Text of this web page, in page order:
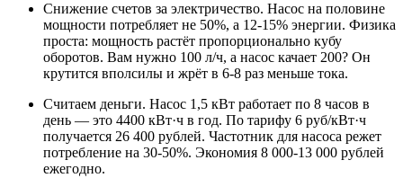
Снижение счетов за электричество. Насос на половине
мощности потребляет не 50%, а 12-15% энергии. Физика
проста: мощность растёт пропорционально кубу
оборотов. Вам нужно 100 л/ч, а насос качает 200? Он
крутится вполсилы и жрёт в 6-8 раз меньше тока.
Считаем деньги. Насос 1,5 кВт работает по 8 часов в
день — это 4400 кВт·ч в год. По тарифу 6 руб/кВт·ч
получается 26 400 рублей. Частотник для насоса режет
потребление на 30-50%. Экономия 8 000-13 000 рублей
ежегодно.